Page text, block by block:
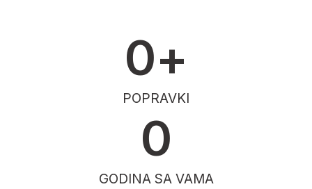
POPRAVKI
0+
GODINA SA VAMA
0